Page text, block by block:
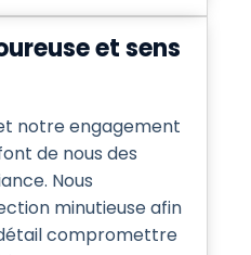
et sens
notre engagement
de nous des
Nous
minutieuse afin
compromettre